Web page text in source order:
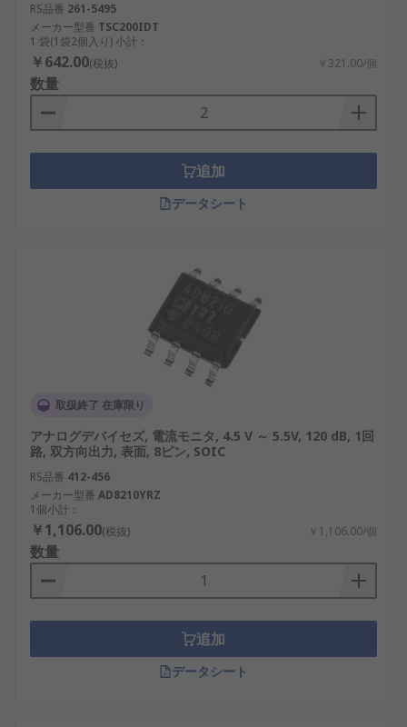
ムの監視に適しています。
バッテリー駆動 CSA
されており、ポータブル デバイスやバッテリ
ー駆動デバイスに最適です。
双方向 CSA
：両方向の電流を測定できるた
テムには欠かせません。
レールツーレール CSA：これらのアンプは、
電源電圧の全範囲で効率的に動作し、低電圧
シングルエンド CSA
：よりシンプルな構成向
けに設計されたこれらのアンプは、単一の基
準点 (通常はグランド) を基準として電流を測
：CSA は、回路設計のス
ペースを節約するSOT-23
トなパッケージで提供されます。
一般的なピン番号
のレイアウトがあり、さまざまな回路要件に柔軟
に対応できます。
電流検出アンプの利点
ネントとなるいくつかの利点があります。
：CSA は電流測定で高い精度を
RS品番 261-5495
メーカー型番 TSC200IDT
1 袋(1袋2個入り) 小計：
￥642.00(税抜) ￥321.00/個
数量
追加
データシート
取扱終了 在庫限り
アナログデバイセズ, 電流モニタ, 4.5 V ～ 5.5V, 120 dB, 1回
路, 双方向出力, 表面, 8ピン, SOIC
RS品番 412-456
メーカー型番 AD8210YRZ
1個小計：
￥1,106.00(税抜) ￥1,106.00/個
数量
追加
データシート